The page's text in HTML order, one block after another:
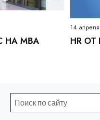
MBA
14
HR